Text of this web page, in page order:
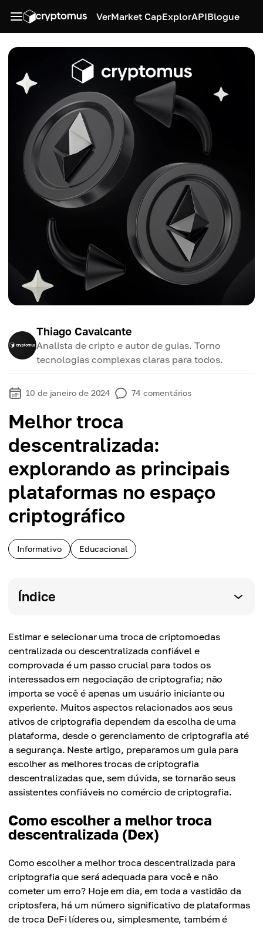
VerMarket CapExplorAPIBlogue
Thiago Cavalcante
Analista de cripto e autor de guias. Torno
tecnologias complexas claras para todos.
10 de janeiro de 2024 74 comentários
Melhor troca
descentralizada:
explorando as principais
plataformas no espaço
criptográfico
Informativo Educacional
Índice
Estimar e selecionar uma troca de criptomoedas
centralizada ou descentralizada confiável e
comprovada é um passo crucial para todos os
interessados em negociação de criptografia; não
importa se você é apenas um usuário iniciante ou
experiente. Muitos aspectos relacionados aos seus
ativos de criptografia dependem da escolha de uma
plataforma, desde o gerenciamento de criptografia até
a segurança. Neste artigo, preparamos um guia para
escolher as melhores trocas de criptografia
descentralizadas que, sem dúvida, se tornarão seus
assistentes confiáveis no comércio de criptografia.
Como escolher a melhor troca
descentralizada (Dex)
Como escolher a melhor troca descentralizada para
criptografia que será adequada para você e não
cometer um erro? Hoje em dia, em toda a vastidão da
criptosfera, há um número significativo de plataformas
de troca DeFi líderes ou, simplesmente, também é